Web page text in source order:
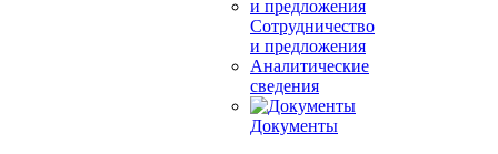
Сотрудничество
и предложения
Аналитические
сведения
Документы